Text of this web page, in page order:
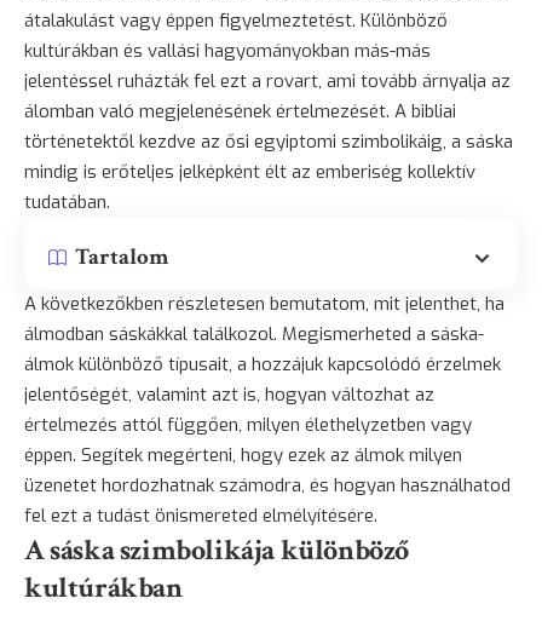
átalakulást vagy éppen figyelmeztetést. Különböző
kultúrákban és vallási hagyományokban más-más
jelentéssel ruházták fel ezt a rovart, ami tovább árnyalja az
álomban való megjelenésének értelmezését. A bibliai
történetektől kezdve az ősi egyiptomi szimbolikáig, a sáska
mindig is erőteljes jelképként élt az emberiség kollektív
tudatában.
Tartalom
A következőkben részletesen bemutatom, mit jelenthet, ha
álmodban sáskákkal találkozol. Megismerheted a sáska-
álmok különböző típusait, a hozzájuk kapcsolódó érzelmek
jelentőségét, valamint azt is, hogyan változhat az
értelmezés attól függően, milyen élethelyzetben vagy
éppen. Segítek megérteni, hogy ezek az álmok milyen
üzenetet hordozhatnak számodra, és hogyan használhatod
fel ezt a tudást önismereted elmélyítésére.
A sáska szimbolikája különböző
kultúrákban